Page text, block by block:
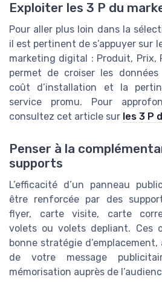
Exploiter les 3 P du
Pour aller plus loin dans la
il est pertinent de s’appuyer sur
marketing digital : Produit, Prix,
permet de croiser les
coût d’installation et la
service promu. Pour
consultez cet article sur les 3 P
Penser à la
supports
L’efficacité d’un panneau
être renforcée par des
flyer, carte visite, carte
volets ou volets depliant. Ces
bonne stratégie
de votre message
mémorisation auprès de